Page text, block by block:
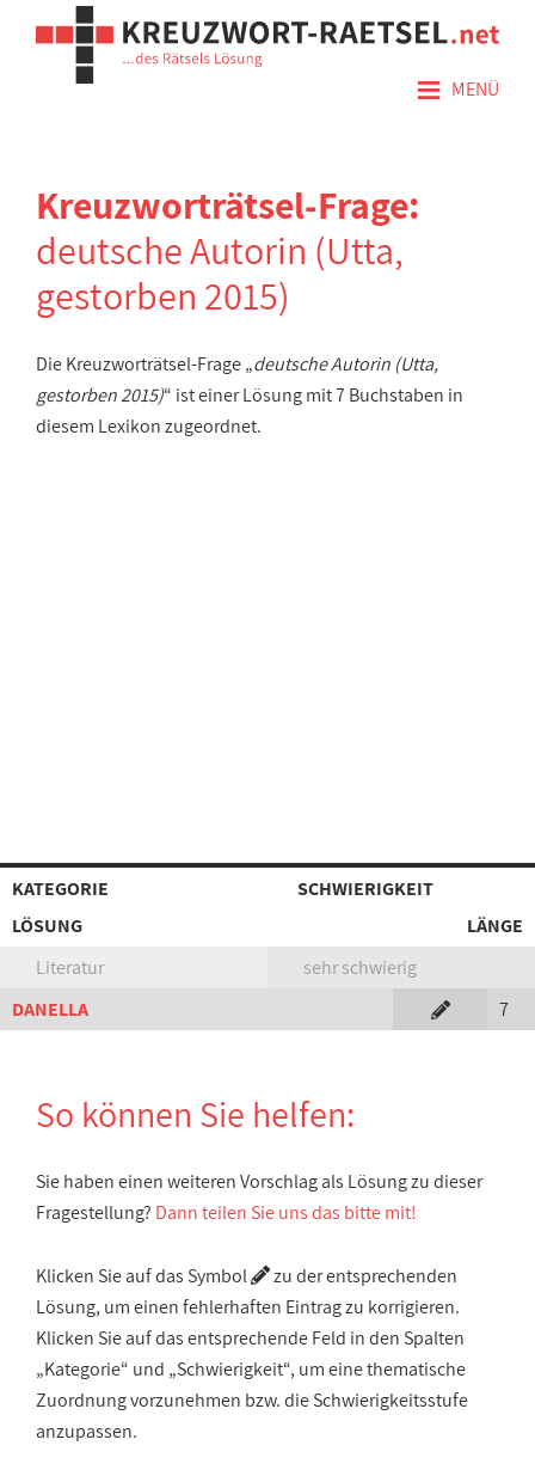
≡ MENÜ
Kreuzworträtsel-Frage:
deutsche Autorin (Utta,
gestorben 2015)
Die Kreuzworträtsel-Frage „deutsche Autorin (Utta,
gestorben 2015)“ ist einer Lösung mit 7 Buchstaben in
diesem Lexikon zugeordnet.
KATEGORIE
SCHWIERIGKEIT
LÖSUNG
LÄNGE
Literatur
sehr schwierig
DANELLA
7
So können Sie helfen:
Sie haben einen weiteren Vorschlag als Lösung zu dieser
Fragestellung? Dann teilen Sie uns das bitte mit!
Klicken Sie auf das Symbol
zu der entsprechenden
Lösung, um einen fehlerhaften Eintrag zu korrigieren.
Klicken Sie auf das entsprechende Feld in den Spalten
„Kategorie“ und „Schwierigkeit“, um eine thematische
Zuordnung vorzunehmen bzw. die Schwierigkeitsstufe
anzupassen.